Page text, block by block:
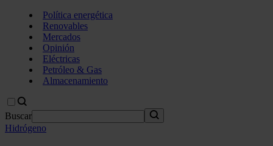
Política energética
Renovables
Mercados
Opinión
Eléctricas
Petróleo & Gas
Almacenamiento
Buscar
Hidrógeno